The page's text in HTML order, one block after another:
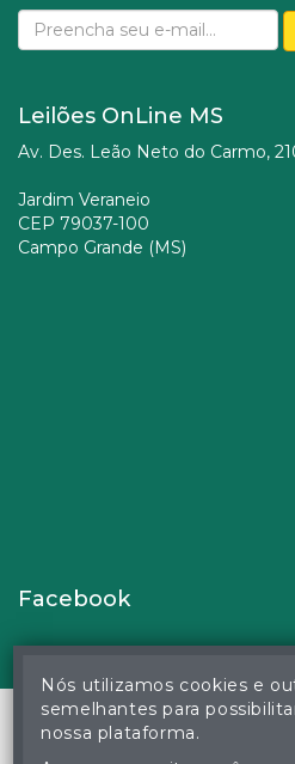
Leilões OnLine MS
Av. Des. Leão Neto do Carmo,
Jardim Veraneio
CEP 79037-100
Campo Grande (MS)
Facebook
Nós utilizamos cookies e
semelhantes para
nossa plataforma.